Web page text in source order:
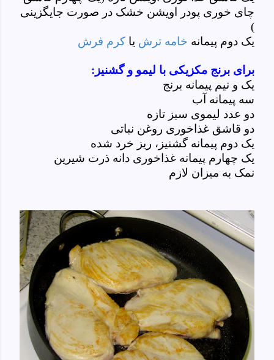
چای خوری پودر اویشن خشک در صورت جایگزینی
)
یک دوم پیمانه خامه ترش یا کرم فرش
برای برنج مکزیکی با لیمو و گشنیز:
یک و نیم پیمانه برنج
سه پیمانه آب
دو عدد لیموی سبز تازه
دو قاشق غذاخوری روغن نباتی
یک دوم پیمانه گشنیز، ریز خرد شده
یک چهارم پیمانه غذاخوری دانه ذرت شیرین
نمک به میزان لازم